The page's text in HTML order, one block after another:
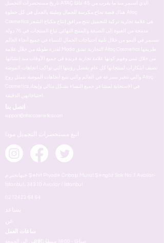
تاريخ مستحضرات التجميل ATAÇ الذي استمر منذ ما يقرب من 45 عامًا.
هناك قصة نجاح مكرسة للجمال ومليئة بالعمل في كل خطوة. Ataç
Cosmetics هي علامة تجارية تركية للتجميل تنتج مرافق إنتاج مكياج الشعر
مدمجة من العبوة إلى الصيغة والمنتج النهائي. تباع المنتجات في 76 دولة.
تستمر في النمو من خلال تلبية احتياجات الجمال للنساء في جميع أنحاء العالم
لفترة طويلة من خلال علامة Moda التجارية. تشق Ataç Cosmetics طريقها
من خلال تبني وفهم كونها علامة تجارية فريدة في جميع الأوقات منذ إنشائها.
تضيف ابتكارات لمنتجاتها كل عام. بفضل رؤيتها التي تواكب اتجاهات الموضة
والتي تتغير بسرعة في العالم والتي تتبع اتجاهات الموضة. تتمثل روح Ataç
Cosmetics في الاستجابة لمشاعر جميع النساء بشكل مثالي وإيجاد
اتصل بنا
support@ataccosmetics.com
اتبع مستحضرات التجميل مودا
جيهانجير م. Şehit Piyade Onbaşı Murat Şengöz Sok. No: 3 Avcılar-
İstanbul، 34310 Avcılar / İstanbul
0212422 64 64
يساعد
عن
ساعات العمل
من الإثنين إلى الجمعة 8:00 صباحًا - 18.00 مساءً